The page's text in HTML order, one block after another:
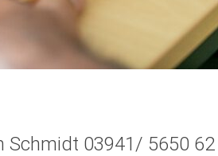
03941/ 5650 62